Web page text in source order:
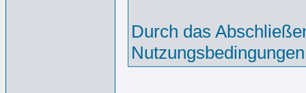
Durch das